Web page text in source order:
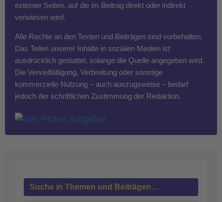
externer Seiten, auf die im Beitrag direkt oder indirekt
verwiesen wird.
Alle Rechte an den Texten und Beiträgen sind vorbehalten.
Das Teilen unserer Inhalte in sozialen Medien ist
ausdrücklich gestattet, solange die Quelle angegeben wird.
Die Vervielfältigung, Verbreitung oder sonstige
kommerzielle Nutzung – auch auszugsweise – bedarf
jedoch der schriftlichen Zustimmung der Redaktion.
Suche in Themen und Beiträgen…